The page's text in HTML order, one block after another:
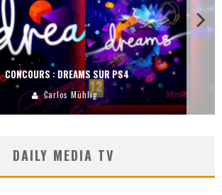
CONCOURS : DREAMS SUR PS4
Carlos Mühlig
DAILY MEDIA TV